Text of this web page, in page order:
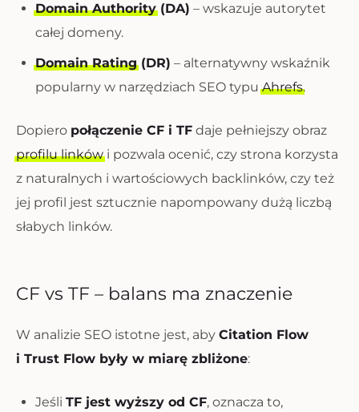
Domain Authority(DA) – wskazuje autorytet
całej domeny.
Domain Rating(DR) – alternatywny wskaźnik
popularny w narzędziach SEO typuAhrefs.
Dopiero połączenie CF i TF daje pełniejszy obraz
profilu linkówi pozwala ocenić, czy strona korzysta
z naturalnych i wartościowych backlinków, czy też
jej profil jest sztucznie napompowany dużą liczbą
słabych linków.
CF vs TF – balans ma znaczenie
W analizie SEO istotne jest, aby Citation Flow
i Trust Flow były w miarę zbliżone:
Jeśli TF jest wyższy od CF, oznacza to,